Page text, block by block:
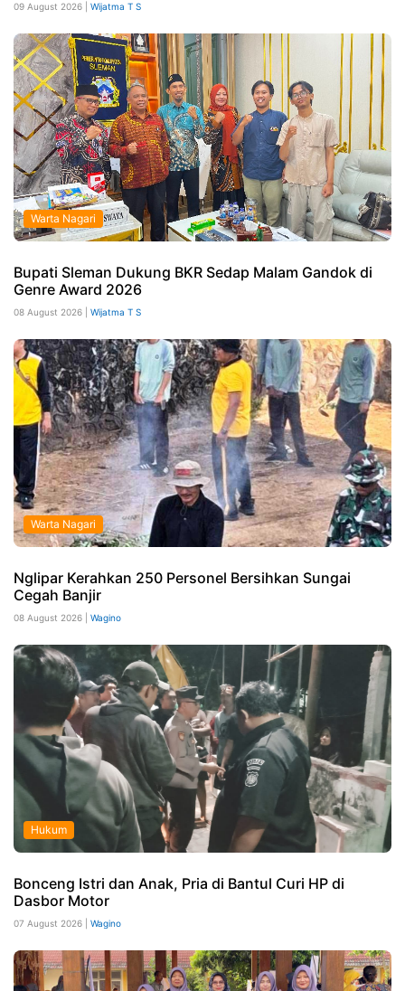
09 August 2026 | Wijatma T S
Warta Nagari
Bupati Sleman Dukung BKR Sedap Malam Gandok di
Genre Award 2026
08 August 2026 | Wijatma T S
Warta Nagari
Nglipar Kerahkan 250 Personel Bersihkan Sungai
Cegah Banjir
08 August 2026 | Wagino
Hukum
Bonceng Istri dan Anak, Pria di Bantul Curi HP di
Dasbor Motor
07 August 2026 | Wagino